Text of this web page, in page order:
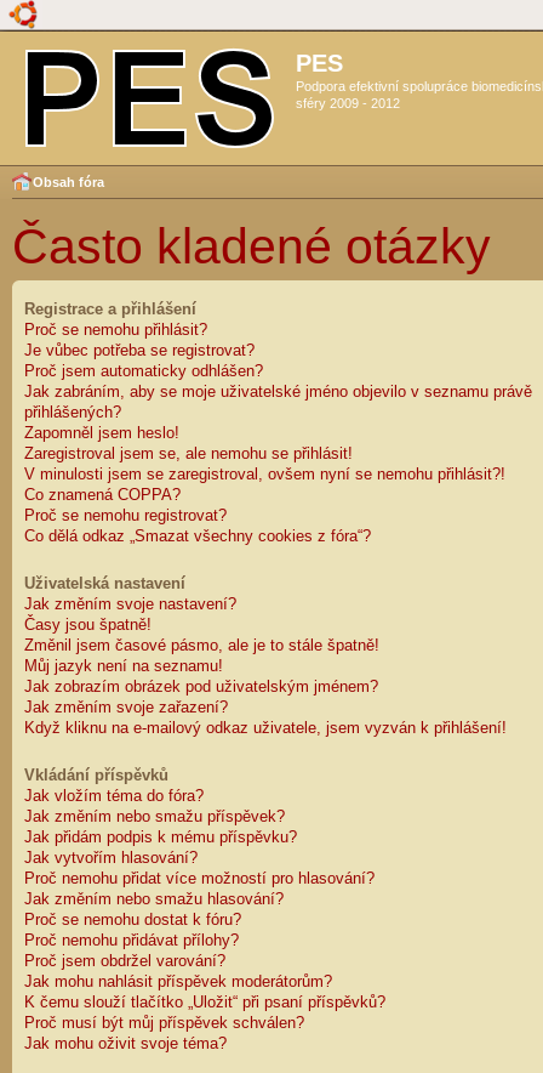
PES
Podpora efektivní spolupráce
sféry 2009 - 2012
Obsah fóra
Často kladené otázky
Registrace a přihlášení
Proč se nemohu přihlásit?
Je vůbec potřeba se registrovat?
Proč jsem automaticky odhlášen?
Jak zabráním, aby se moje uživatelské jméno objevilo v seznamu právě
přihlášených?
Zapomněl jsem heslo!
Zaregistroval jsem se, ale nemohu se přihlásit!
V minulosti jsem se zaregistroval, ovšem nyní se nemohu přihlásit?!
Co znamená COPPA?
Proč se nemohu registrovat?
Co dělá odkaz „Smazat všechny cookies z fóra“?
Uživatelská nastavení
Jak změním svoje nastavení?
Časy jsou špatně!
Změnil jsem časové pásmo, ale je to stále špatně!
Můj jazyk není na seznamu!
Jak zobrazím obrázek pod uživatelským jménem?
Jak změním svoje zařazení?
Když kliknu na e-mailový odkaz uživatele, jsem vyzván k přihlášení!
Vkládání příspěvků
Jak vložím téma do fóra?
Jak změním nebo smažu příspěvek?
Jak přidám podpis k mému příspěvku?
Jak vytvořím hlasování?
Proč nemohu přidat více možností pro hlasování?
Jak změním nebo smažu hlasování?
Proč se nemohu dostat k fóru?
Proč nemohu přidávat přílohy?
Proč jsem obdržel varování?
Jak mohu nahlásit příspěvek moderátorům?
K čemu slouží tlačítko „Uložit“ při psaní příspěvků?
Proč musí být můj příspěvek schválen?
Jak mohu oživit svoje téma?